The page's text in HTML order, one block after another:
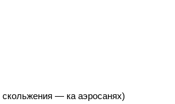
— ка аэросанях)